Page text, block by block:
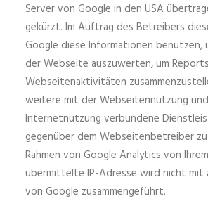
Server von Google in den USA
gekürzt. Im Auftrag des Betreibers
Google diese Informationen benutzen,
der Webseite auszuwerten, um
Webseitenaktivitäten
weitere mit der Webseitennutzung
Internetnutzung verbundene
gegenüber dem Webseitenbetreiber
Rahmen von Google Analytics von
übermittelte IP-Adresse wird nicht mit
von Google zusammengeführt.